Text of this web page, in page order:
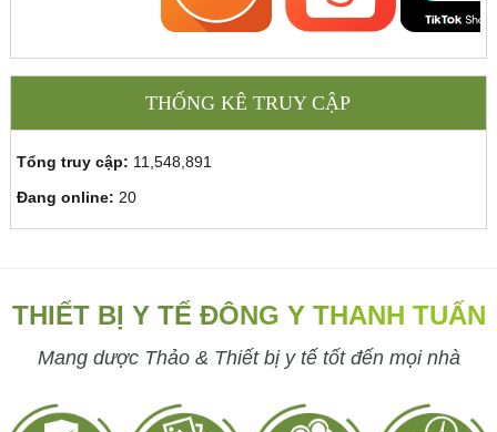
THỐNG KÊ TRUY CẬP
Tổng truy cập: 11,548,891
Đang online: 20
THIẾT BỊ Y TẾ ĐÔNG Y THANH TUẤN
Mang dược Thảo & Thiết bị y tế tốt đến mọi nhà